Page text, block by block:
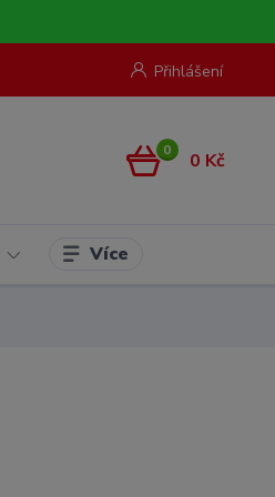
Přihlášení
0 0 Kč
Více